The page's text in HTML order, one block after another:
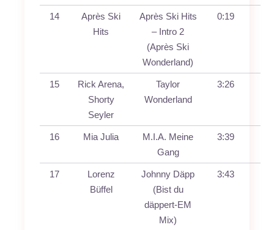
14
Après Ski
Hits
Après Ski Hits
– Intro 2
(Après Ski
Wonderland)
0:19
15
Rick Arena,
Shorty
Seyler
Taylor
Wonderland
3:26
16 Mia Julia
M.I.A. Meine
Gang
3:39
17
Lorenz
Büffel
Johnny Däpp
(Bist du
däppert-EM
Mix)
3:43